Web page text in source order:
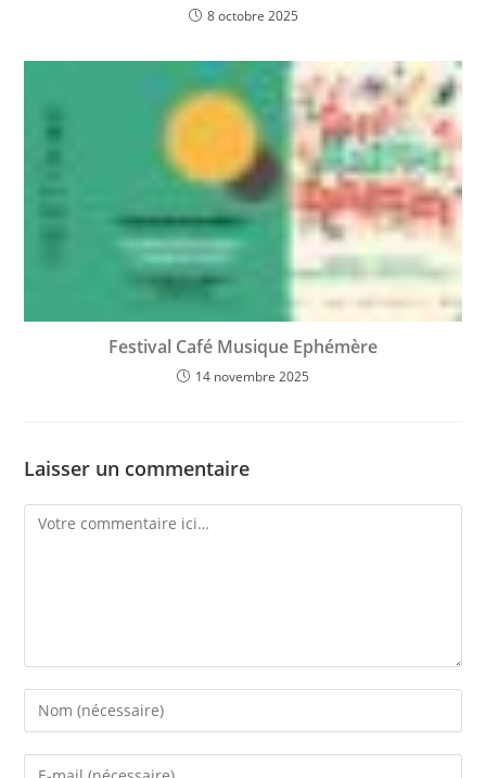
8 octobre 2025
Festival Café Musique Ephémère
14 novembre 2025
Laisser un commentaire
Comment
Enter
your
name
Enter